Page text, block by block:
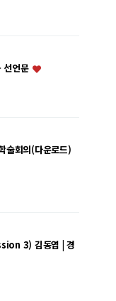
선언문
술회의(다운로드)
3) 김동엽 | 경